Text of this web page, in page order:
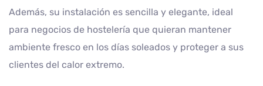
Además, su instalación es sencilla y elegante, ideal
para negocios de hostelería que quieran mantener
ambiente fresco en los días soleados y proteger a sus
clientes del calor extremo.